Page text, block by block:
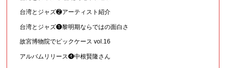
台湾とジャズ❷アーティスト紹介
台湾とジャズ❶黎明期ならではの面白さ
故宮博物院でピックケース vol.16
アルバムリリース❹中根賢隆さん